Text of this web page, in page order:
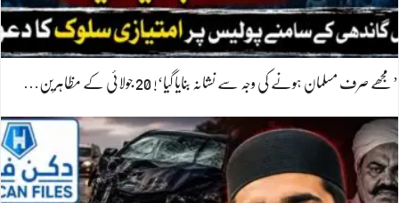
’مجھے صرف مسلمان ہونے کی وجہ سے نشانہ بنایا گیا‘! 20 جولائی کے مظاہرین…